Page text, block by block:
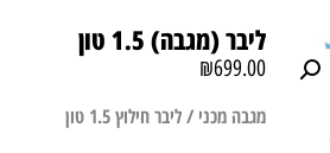
ליבר (מגבה) 1.5 טון
₪699.00
מגבה מכני / ליבר חילוץ 1.5 טון